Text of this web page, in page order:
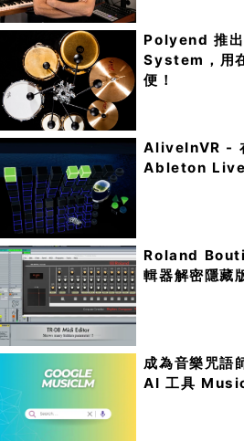
Polyend 推
System，用
便！
AliveInVR -
Ableton Live
Roland
輯器解密隱藏
成為音樂咒語
AI 工具